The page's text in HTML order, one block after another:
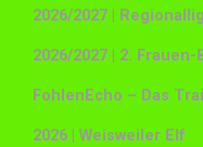
2026/2027 |
2026/2027 | 2.
FohlenEcho – Das
2026 | Weisweiler Elf